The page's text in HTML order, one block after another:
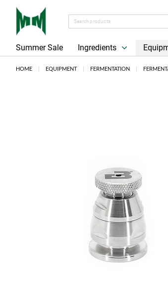
Summer Sale Ingredients
HOME EQUIPMENT FERMENTATION